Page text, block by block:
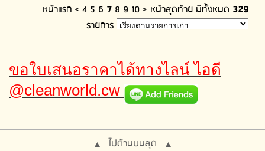
หน้าแรก < 4 5 6 7 8 9 10 > หน้าสุดท้าย มีทั้งหมด 329
รายการ
ขอใบเสนอราคาได้ทางไลน์ ไอดี
@cleanworld.cw
ไปด้านบนสุด